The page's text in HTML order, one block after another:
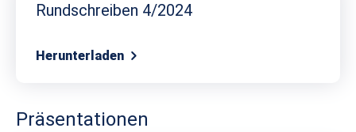
Rundschreiben 4/2024
Herunterladen
Präsentationen